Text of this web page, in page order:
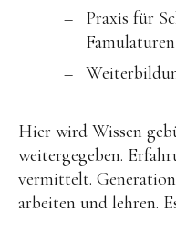
Praxis für
Famulaturen
Hier wird Wissen
weitergegeben.
vermittelt.
arbeiten und lehren.